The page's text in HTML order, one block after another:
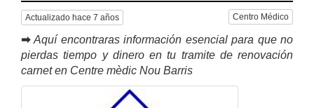
Actualizado hace 7 años Centro Médico
➡ Aquí encontraras información esencial para que no
pierdas tiempo y dinero en tu tramite de renovación
carnet en Centre mèdic Nou Barris